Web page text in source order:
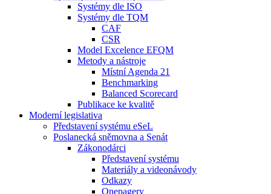
Systémy dle ISO
Systémy dle TQM
CAF
CSR
Model Excelence EFQM
Metody a nástroje
Místní Agenda 21
Benchmarking
Balanced Scorecard
Publikace ke kvalitě
Moderní legislativa
Představení systému eSeL
Poslanecká sněmovna a Senát
Zákonodárci
Představení systému
Materiály a videonávody
Odkazy
Onepagery